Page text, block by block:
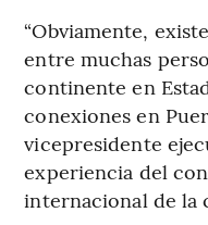
“Obviamente,
entre muchas
continente en
conexiones en
vicepresidente
experiencia del
internacional de la